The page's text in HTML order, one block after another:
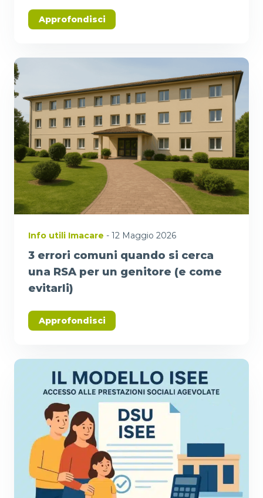
Approfondisci
Info utili Imacare - 12 Maggio 2026
3 errori comuni quando si cerca
una RSA per un genitore (e come
evitarli)
Approfondisci